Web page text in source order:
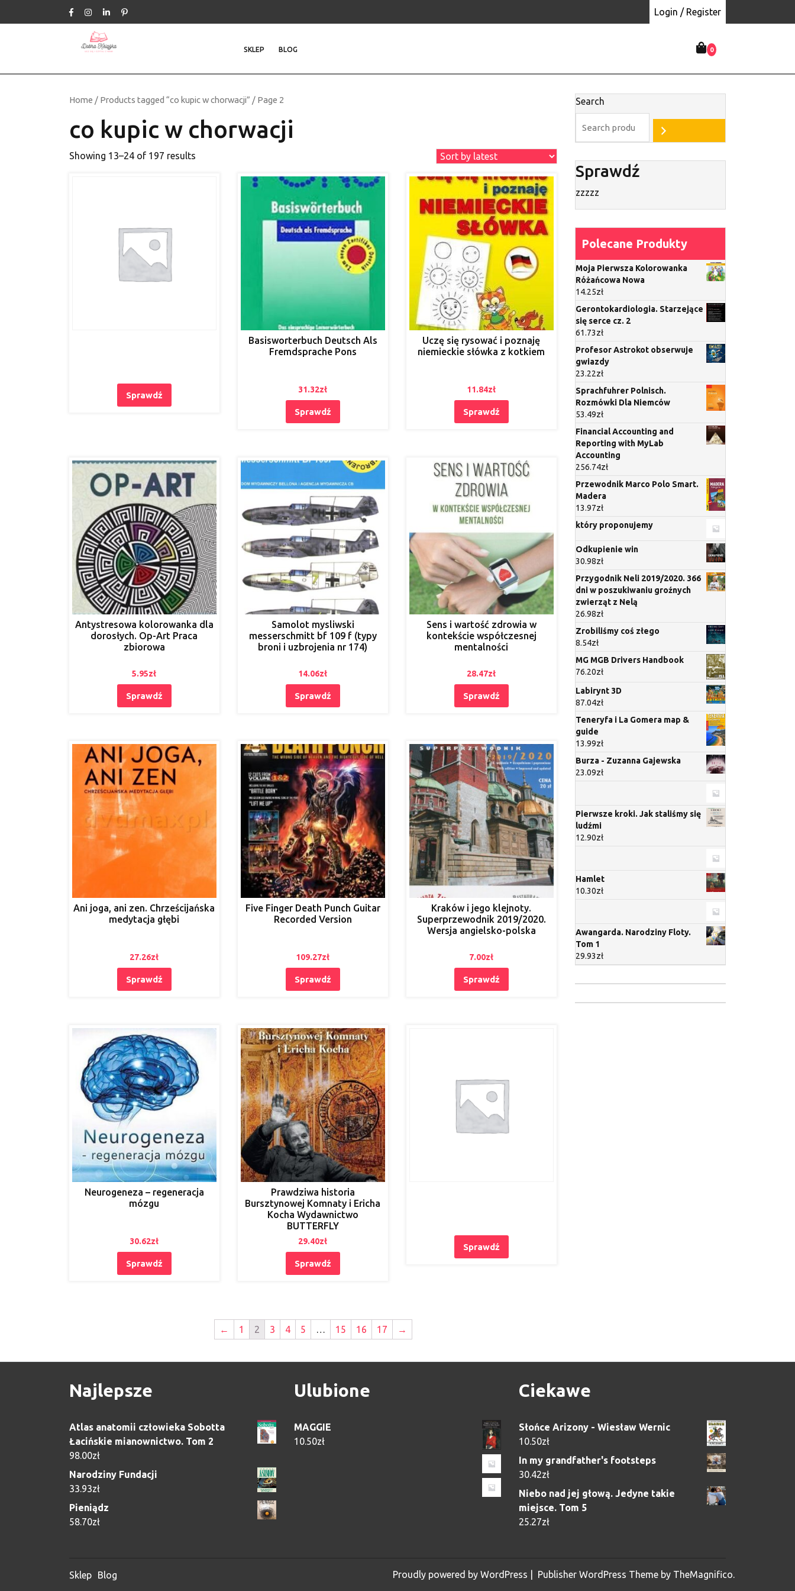
Login / Register
SKLEP BLOG 0
Home / Products tagged “co kupic w chorwacji” / Page 2
co kupic w chorwacji
Showing 13–24 of 197 results
Sprawdź
Basisworterbuch Deutsch Als
Fremdsprache Pons
31.32zł
Sprawdź
Uczę się rysować i poznaję
niemieckie słówka z kotkiem
11.84zł
Sprawdź
Antystresowa kolorowanka dla
dorosłych. Op-Art Praca
zbiorowa
5.95zł
Sprawdź
Samolot mysliwski
messerschmitt bf 109 f (typy
broni i uzbrojenia nr 174)
14.06zł
Sprawdź
Sens i wartość zdrowia w
kontekście współczesnej
mentalności
28.47zł
Sprawdź
Ani joga, ani zen. Chrześcijańska
medytacja głębi
27.26zł
Sprawdź
Five Finger Death Punch Guitar
Recorded Version
109.27zł
Sprawdź
Kraków i jego klejnoty.
Superprzewodnik 2019/2020.
Wersja angielsko-polska
7.00zł
Sprawdź
Neurogeneza – regeneracja
mózgu
30.62zł
Sprawdź
Prawdziwa historia
Bursztynowej Komnaty i Ericha
Kocha Wydawnictwo
BUTTERFLY
29.40zł
Sprawdź
Sprawdź
← 1 2 3 4 5 … 15 16 17 →
Search
Sprawdź
zzzzz
Polecane Produkty
Moja Pierwsza Kolorowanka
Różańcowa Nowa
14.25zł
Gerontokardiologia. Starzejące
się serce cz. 2
61.73zł
Profesor Astrokot obserwuje
gwiazdy
23.22zł
Sprachfuhrer Polnisch.
Rozmówki Dla Niemców
53.49zł
Financial Accounting and
Reporting with MyLab
Accounting
256.74zł
Przewodnik Marco Polo Smart.
Madera
13.97zł
który proponujemy
Odkupienie win
30.98zł
Przygodnik Neli 2019/2020. 366
dni w poszukiwaniu groźnych
zwierząt z Nelą
26.98zł
Zrobiliśmy coś złego
8.54zł
MG MGB Drivers Handbook
76.20zł
Labirynt 3D
87.04zł
Teneryfa i La Gomera map &
guide
13.99zł
Burza - Zuzanna Gajewska
23.09zł
Pierwsze kroki. Jak staliśmy się
ludźmi
12.90zł
Hamlet
10.30zł
Awangarda. Narodziny Floty.
Tom 1
29.93zł
Najlepsze
Atlas anatomii człowieka Sobotta
Łacińskie mianownictwo. Tom 2
98.00zł
Narodziny Fundacji
33.93zł
Pieniądz
58.70zł
Ulubione
MAGGIE
10.50zł
Ciekawe
Słońce Arizony - Wiesław Wernic
10.50zł
In my grandfather's footsteps
30.42zł
Niebo nad jej głową. Jedyne takie
miejsce. Tom 5
25.27zł
Sklep Blog Proudly powered by WordPress Publisher WordPress Theme by TheMagnifico.